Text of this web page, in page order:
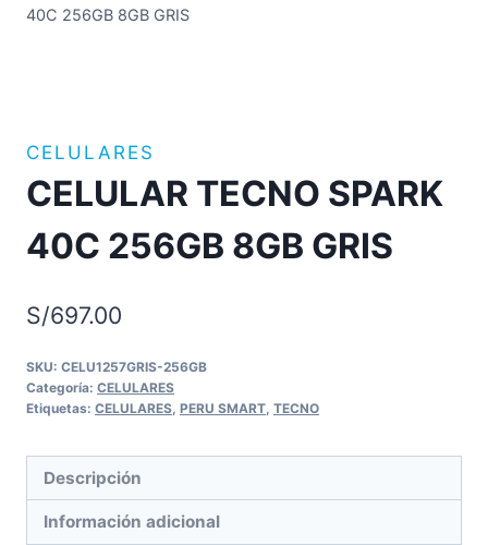
40C 256GB 8GB GRIS
CELULARES
CELULAR TECNO SPARK
40C 256GB 8GB GRIS
S/697.00
SKU: CELU1257GRIS-256GB
Categoría: CELULARES
Etiquetas: CELULARES PERU SMART TECNO
Descripción
Información adicional